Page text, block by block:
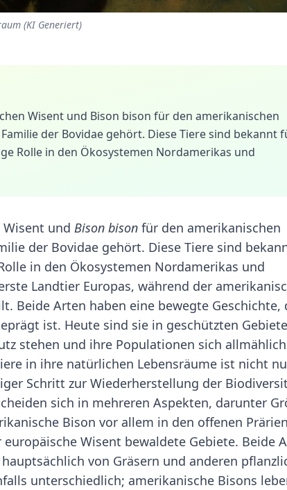
(KI Generiert)
Wisent und Bison bison für den amerikanischen
der Bovidae gehört. Diese Tiere sind bekannt
Rolle in den Ökosystemen Nordamerikas und
und Bison bison für den amerikanischen
der Bovidae gehört. Diese Tiere sind
in den Ökosystemen Nordamerikas und
Landtier Europas, während der
Beide Arten haben eine bewegte Geschichte,
ist. Heute sind sie in geschützten
stehen und ihre Populationen sich allmählich
in ihre natürlichen Lebensräume ist nicht
Schritt zur Wiederherstellung der
sich in mehreren Aspekten, darunter
Bison vor allem in den offenen
Wisent bewaldete Gebiete. Beide
von Gräsern und anderen
unterschiedlich; amerikanische Bisons